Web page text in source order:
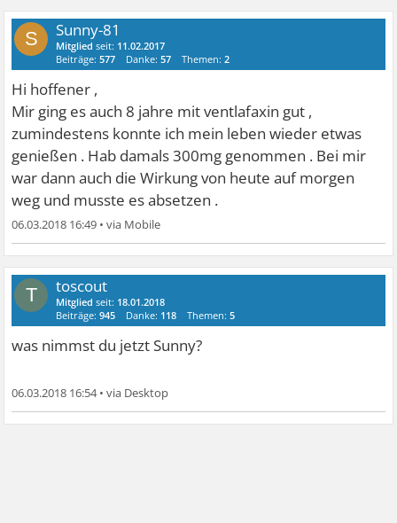
S Sunny-81
Mitglied seit: 11.02.2017
Beiträge:577 Danke:57 Themen:2
Hi hoffener ,
Mir ging es auch 8 jahre mit ventlafaxin gut ,
zumindestens konnte ich mein leben wieder etwas
genießen . Hab damals 300mg genommen . Bei mir
war dann auch die Wirkung von heute auf morgen
weg und musste es absetzen .
06.03.2018 16:49 •
T toscout
Mitglied seit: 18.01.2018
Beiträge:945 Danke: 118 Themen:5
was nimmst du jetzt Sunny?
06.03.2018 16:54•